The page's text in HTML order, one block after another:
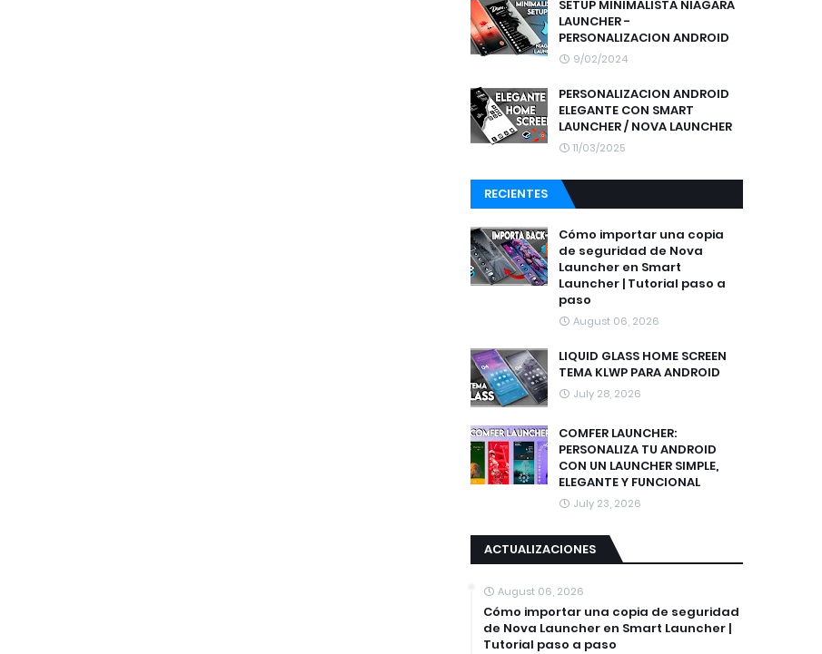
SETUP MINIMALISTA NIAGARA
LAUNCHER -
PERSONALIZACION ANDROID
9/02/2024
PERSONALIZACION ANDROID
ELEGANTE CON SMART
LAUNCHER / NOVA LAUNCHER
11/03/2025
RECIENTES
Cómo importar una copia
de seguridad de Nova
Launcher en Smart
Launcher | Tutorial paso a
paso
August 06, 2026
LIQUID GLASS HOME SCREEN
TEMA KLWP PARA ANDROID
July 28, 2026
COMFER LAUNCHER:
PERSONALIZA TU ANDROID
CON UN LAUNCHER SIMPLE,
ELEGANTE Y FUNCIONAL
July 23, 2026
ACTUALIZACIONES
August 06, 2026
Cómo importar una copia de seguridad
de Nova Launcher en Smart Launcher |
Tutorial paso a paso